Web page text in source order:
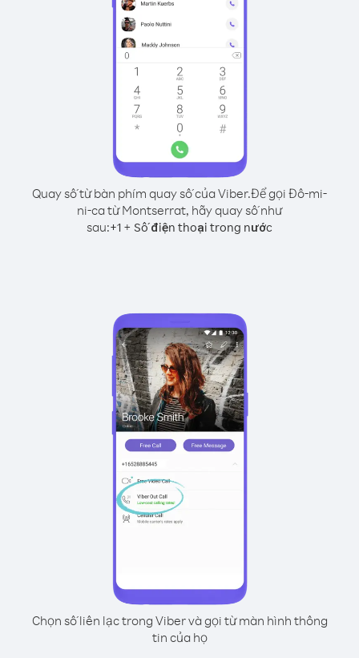
Quay số từ bàn phím quay số của Viber.Để gọi Đô-mi-
ni-ca từ Montserrat, hãy quay số như
sau:+1 + Số điện thoại trong nước
Chọn số liên lạc trong Viber và gọi từ màn hình thông
tin của họ